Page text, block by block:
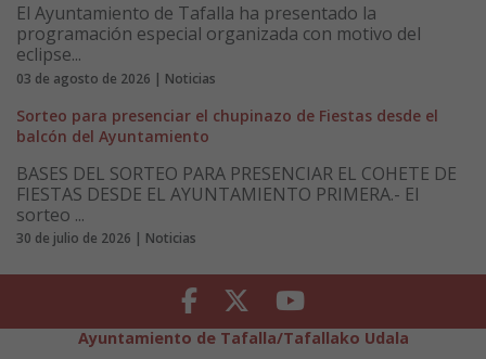
El Ayuntamiento de Tafalla ha presentado la
programación especial organizada con motivo del
eclipse...
03 de agosto de 2026 | Noticias
Sorteo para presenciar el chupinazo de Fiestas desde el
balcón del Ayuntamiento
BASES DEL SORTEO PARA PRESENCIAR EL COHETE DE
FIESTAS DESDE EL AYUNTAMIENTO PRIMERA.- El
sorteo ...
30 de julio de 2026 | Noticias
Facebook Twitter Youtube
Ayuntamiento de Tafalla/Tafallako Udala